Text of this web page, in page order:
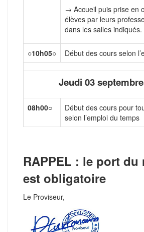
→ Accueil puis prise en
élèves par leurs
dans les salles indiqués.
○10h05○ Début des cours selon
Jeudi 03
08h00○
Début des cours pour
selon l’emploi du temps
RAPPEL : le port du
est obligatoire
Le Proviseur,